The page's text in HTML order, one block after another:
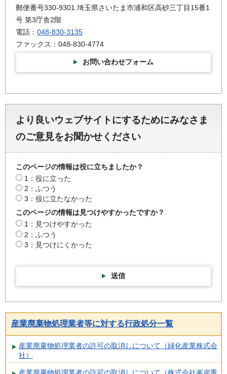
郵便番号330-9301 埼玉県さいたま市浦和区高砂三丁目15番1
号 第3庁舎2階
電話： 048-830-3135
ファックス：048-830-4774
お問い合わせフォーム
より良いウェブサイトにするためにみなさま
のご意見をお聞かせください
このページの情報は役に立ちましたか？
1：役に立った
2：ふつう
3：役に立たなかった
このページの情報は見つけやすかったですか？
1：見つけやすかった
2：ふつう
3：見つけにくかった
送信
産業廃棄物処理業者等に対する行政処分一覧
産業廃棄物処理業者の許可の取消しについて（緑化産業株式会
社）